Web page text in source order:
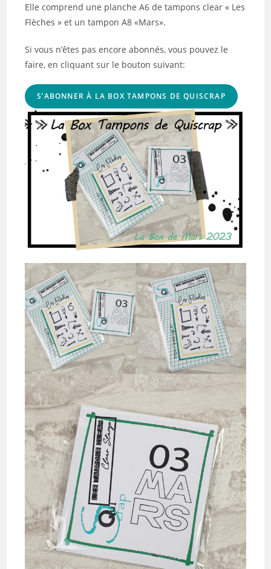
Elle comprend une planche A6 de tampons clear « Les
Flèches » et un tampon A8 «Mars».
Si vous n’êtes pas encore abonnés, vous pouvez le
faire, en cliquant sur le bouton suivant:
S’ABONNER À LA BOX TAMPONS DE QUISCRAP